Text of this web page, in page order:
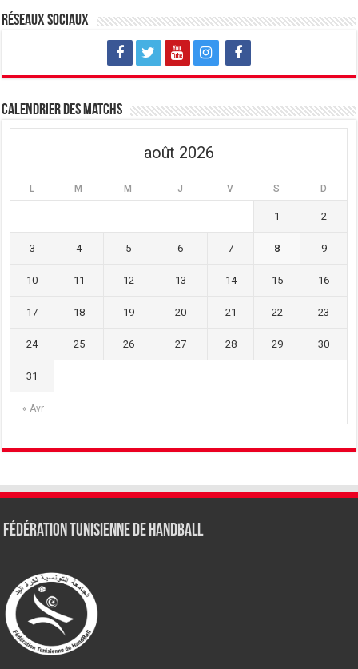
Réseaux sociaux
Calendrier des matchs
août 2026
L M M J V S D
« Avr
1 2
3 4 5 6 7 8 9
10 11 12 13 14 15 16
17 18 19 20 21 22 23
24 25 26 27 28 29 30
31
Fédération tunisienne de Handball